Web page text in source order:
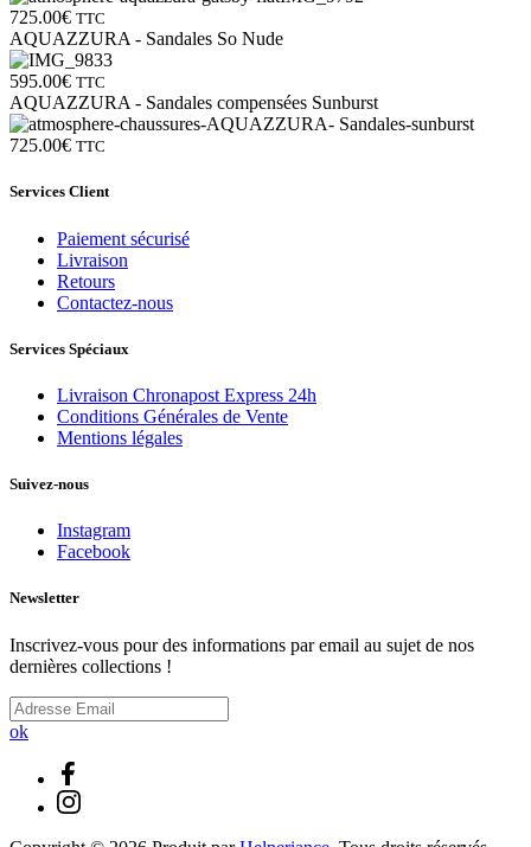
725.00€ TTC
AQUAZZURA - Sandales So Nude
595.00€ TTC
AQUAZZURA - Sandales compensées Sunburst
725.00€ TTC
Services Client
Paiement sécurisé
Livraison
Retours
Contactez-nous
Services Spéciaux
Livraison Chronapost Express 24h
Conditions Générales de Vente
Mentions légales
Suivez-nous
Instagram
Facebook
Newsletter
Inscrivez-vous pour des informations par email au sujet de nos
dernières collections !
ok